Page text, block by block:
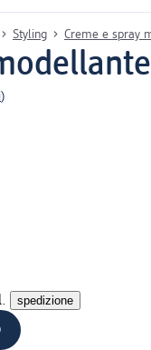
Styling Creme e spray
)
spedizione